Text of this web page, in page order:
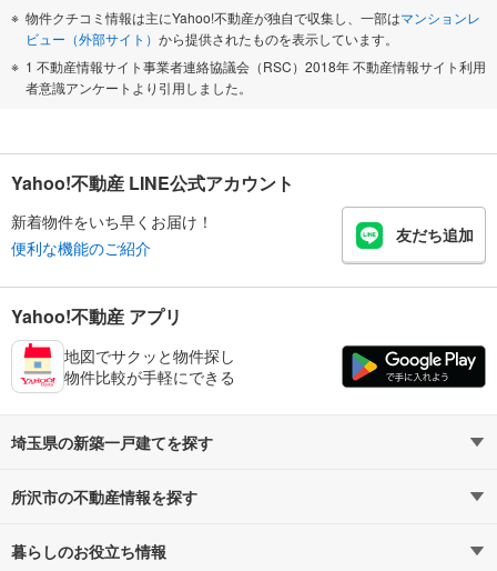
物件クチコミ情報は主にYahoo!不動産が独自で収集し、一部はマンションレ
ビュー（外部サイト） から提供されたものを表示しています。
1 不動産情報サイト事業者連絡協議会（RSC）2018年 不動産情報サイト利用
者意識アンケートより引用しました。
Yahoo!不動産 LINE公式アカウント
新着物件をいち早くお届け！
便利な機能のご紹介
友だち追加
Yahoo!不動産 アプリ
地図でサクッと物件探し
物件比較が手軽にできる
埼玉県の新築一戸建てを探す
路線・駅から探す
通勤・通学時間から探す
所沢市の不動産情報を探す
不動産・住宅
暮らしのお役立ち情報